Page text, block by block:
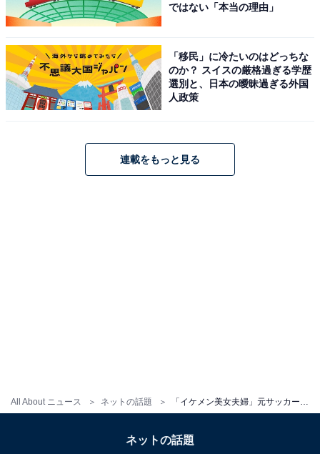
All About ニュース ネットの話題
ではない「本当の理由」
「移民」に冷たいのはどっちな
のか？ スイスの厳格過ぎる学歴
選別と、日本の曖昧過ぎる外国
人政策
連載をもっと見る
ネットの話題